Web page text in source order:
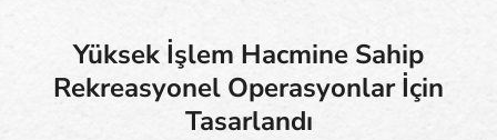
Yüksek İşlem Hacmine Sahip
Rekreasyonel Operasyonlar İçin
Tasarlandı